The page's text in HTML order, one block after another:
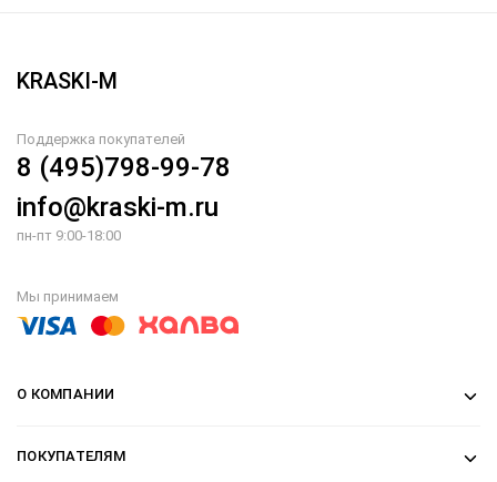
KRASKI-M
Поддержка покупателей
8 (495)798-99-78
info@kraski-m.ru
пн-пт 9:00-18:00
Мы принимаем
О КОМПАНИИ
ПОКУПАТЕЛЯМ